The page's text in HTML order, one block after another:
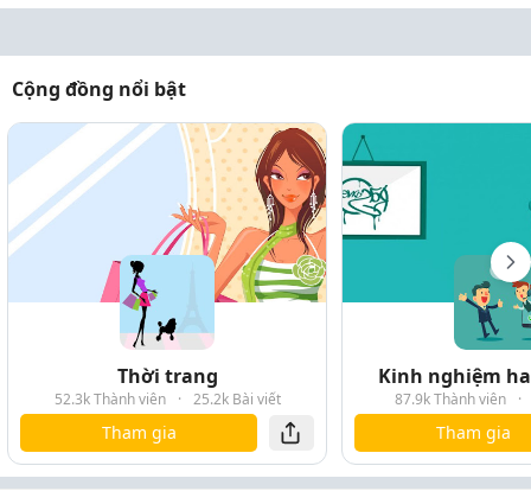
Cộng đồng nổi bật
Thời trang
52.3k Thành viên · 25.2k Bài viết
Tham gia
Kinh nghiệm
87.9k Thành viên ·
Tham gia